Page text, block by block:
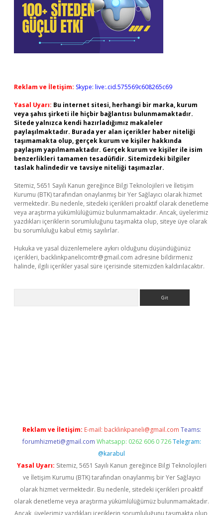
Reklam ve İletişim: Skype: live:.cid.575569c608265c69
Yasal Uyarı: Bu internet sitesi, herhangi bir marka, kurum
veya şahıs şirketi ile hiçbir bağlantısı bulunmamaktadır.
Sitede yalnızca kendi hazırladığımız makaleler
paylaşılmaktadır. Burada yer alan içerikler haber niteliği
taşımamakta olup, gerçek kurum ve kişiler hakkında
paylaşım yapılmamaktadır. Gerçek kurum ve kişiler ile isim
benzerlikleri tamamen tesadüfidir. Sitemizdeki bilgiler
taslak halindedir ve tavsiye niteliği taşımazlar.
Sitemiz, 5651 Sayılı Kanun gereğince Bilgi Teknolojileri ve İletişim
Kurumu (BTK) tarafından onaylanmış bir Yer Sağlayıcı olarak hizmet
vermektedir. Bu nedenle, sitedeki içerikleri proaktif olarak denetleme
veya araştırma yükümlülüğümüz bulunmamaktadır. Ancak, üyelerimiz
yazdıkları içeriklerin sorumluluğunu taşımakta olup, siteye üye olarak
bu sorumluluğu kabul etmiş sayılırlar.
Hukuka ve yasal düzenlemelere aykırı olduğunu düşündüğünüz
içerikleri, backlinkpanelicomtr@gmail.com adresine bildirmeniz
halinde, ilgili içerikler yasal süre içerisinde sitemizden kaldırılacaktır.
Reklam ve İletişim: E-mail: backlinkpaneli@gmail.com Teams:
forumhizmeti@gmail.com Whatsapp: 0262 606 0 726 Telegram:
@karabul
Yasal Uyarı: Sitemiz, 5651 Sayılı Kanun gereğince Bilgi Teknolojileri
ve İletişim Kurumu (BTK) tarafından onaylanmış bir Yer Sağlayıcı
olarak hizmet vermektedir. Bu nedenle, sitedeki içerikleri proaktif
olarak denetleme veya araştırma yükümlülüğümüz bulunmamaktadır.
Ancak, üyelerimiz yazdıkları içeriklerin sorumluluğunu taşımakta olup,